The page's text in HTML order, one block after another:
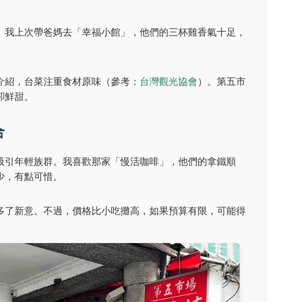
上次帶爸媽去「幸福小館」，他們的三杯雞香氣十足，
，台菜注重食材原味（參考： 台灣觀光協會）。第五市
甜。
年輕族群。我喜歡那家「慢活咖啡」，他們的拿鐵順
有點可惜。
新意。不過，價格比小吃攤高，如果預算有限，可能得